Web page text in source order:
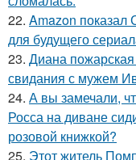
22. Amazon
для будущего
23. Диана
свидания с мужем
24. А вы замечали,
Росса на диване
розовой книжкой?
25. Этот житель